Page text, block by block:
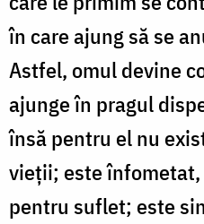
în care ajung să se
Astfel, omul devine
ajunge în pragul
însă pentru el nu
vieții; este
pentru suflet; este